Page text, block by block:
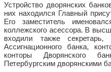
Устройство дворянских
них находился Главный
Его заместитель
коллежского асессора. В
входили также
Ассигнационного банка,
конторы Дворянского
Петербургским дворянскими